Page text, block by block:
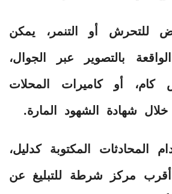
للتحرش أو التنمر، يمكن
بالتصوير عبر الجوال،
كام، أو كاميرات المحلات
شهادة الشهود المارة.
المحادثات المكتوبة كدليل،
أقرب مركز شرطة للتبليغ عن